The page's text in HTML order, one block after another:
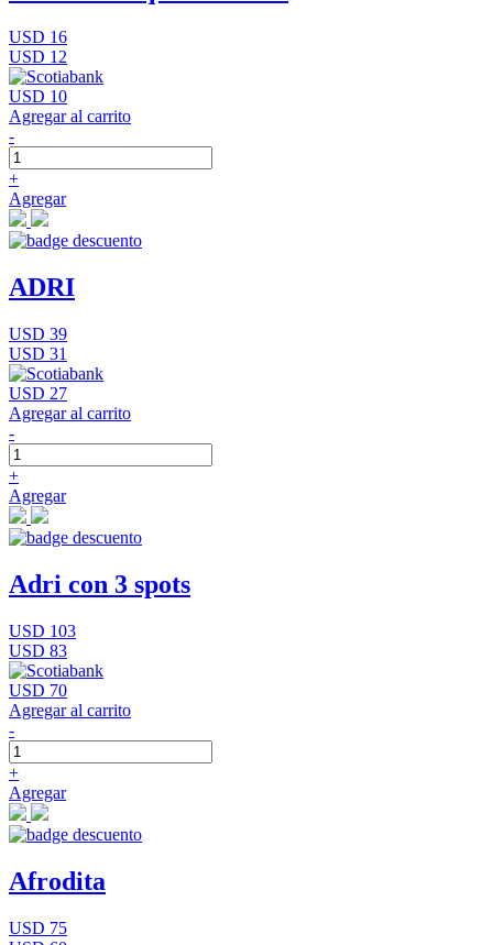
USD 16
USD 12
USD 10
Agregar al carrito
-
+
Agregar
ADRI
USD 39
USD 31
USD 27
Agregar al carrito
-
+
Agregar
Adri con 3 spots
USD 103
USD 83
USD 70
Agregar al carrito
-
+
Agregar
Afrodita
USD 75